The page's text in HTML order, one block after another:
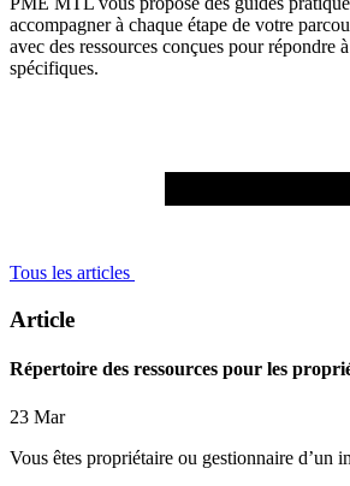
accompagner à chaque étape de votre
avec des ressources conçues pour répondre
spécifiques.
Tous les articles
Article
Répertoire des ressources pour les
23 Mar
Vous êtes propriétaire ou gestionnaire d’un